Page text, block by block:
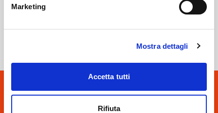
Marketing
Mostra dettagli
Accetta tutti
Rifiuta
SOF Società Onoranze Funebri